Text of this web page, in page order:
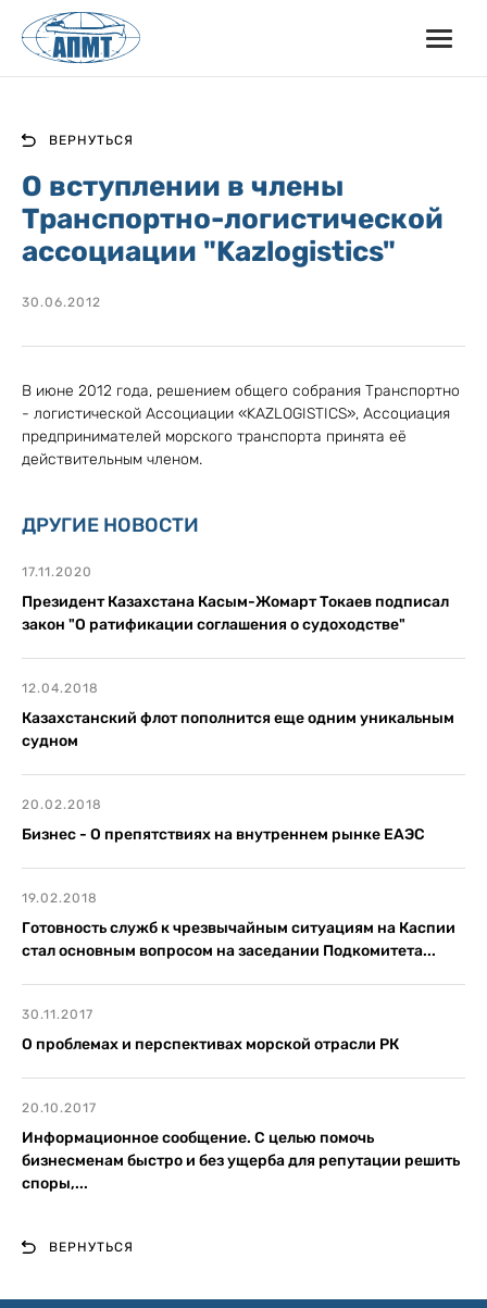
ВЕРНУТЬСЯ
О вступлении в члены
Транспортно-логистической
ассоциации "Kazlogistics"
30.06.2012
В июне 2012 года, решением общего собрания Транспортно
- логистической Ассоциации «KAZLOGISTICS», Ассоциация
предпринимателей морского транспорта принята её
действительным членом.
ДРУГИЕ НОВОСТИ
17.11.2020
Президент Казахстана Касым-Жомарт Токаев подписал
закон "О ратификации соглашения о судоходстве"
12.04.2018
Казахстанский флот пополнится еще одним уникальным
судном
20.02.2018
Бизнес - О препятствиях на внутреннем рынке ЕАЭС
19.02.2018
Готовность служб к чрезвычайным ситуациям на Каспии
стал основным вопросом на заседании Подкомитета...
30.11.2017
О проблемах и перспективах морской отрасли РК
20.10.2017
Информационное сообщение. С целью помочь
бизнесменам быстро и без ущерба для репутации решить
споры,...
ВЕРНУТЬСЯ